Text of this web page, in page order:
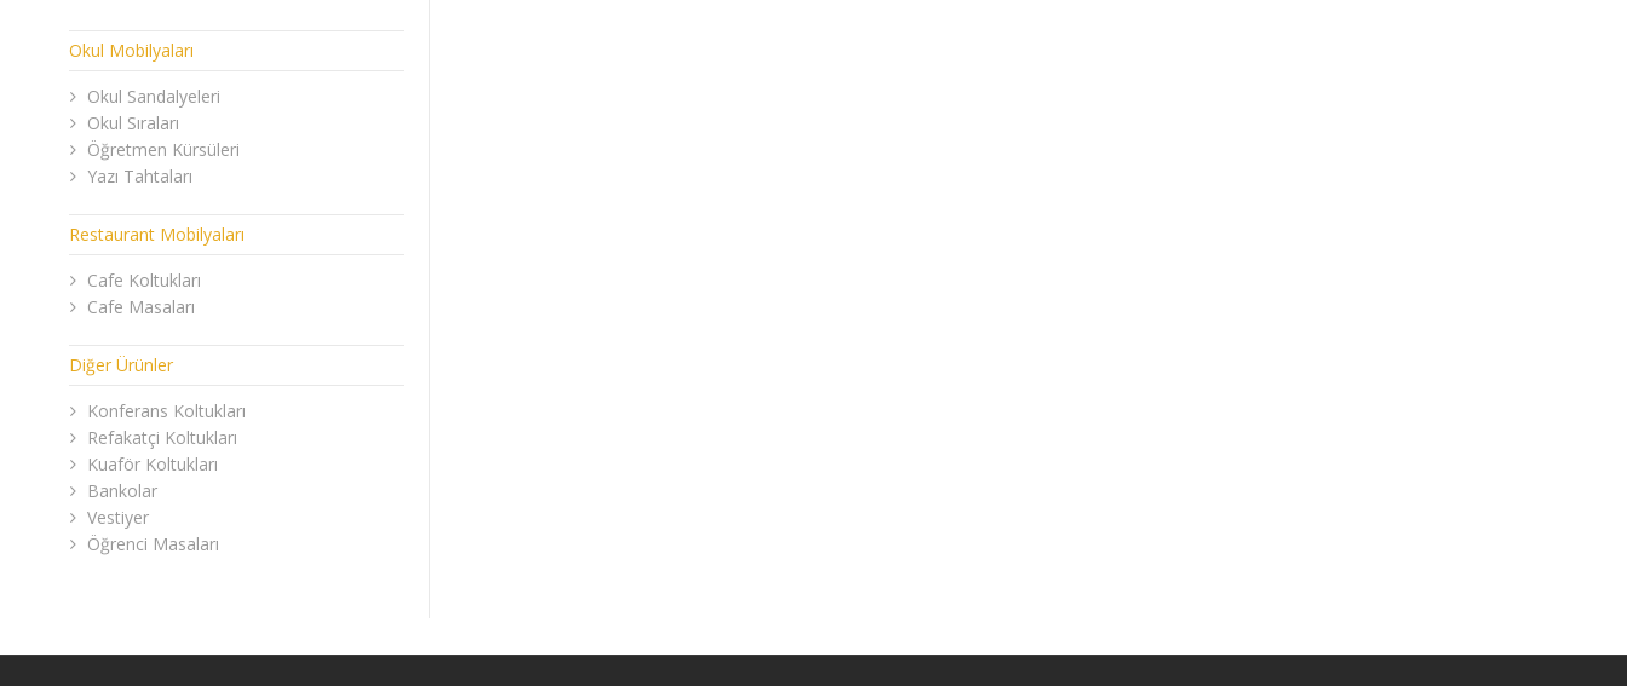
Okul Mobilyaları
Okul Sandalyeleri
Okul Sıraları
Öğretmen Kürsüleri
Yazı Tahtaları
Restaurant Mobilyaları
Cafe Koltukları
Cafe Masaları
Diğer Ürünler
Konferans Koltukları
Refakatçi Koltukları
Kuaför Koltukları
Bankolar
Vestiyer
Öğrenci Masaları